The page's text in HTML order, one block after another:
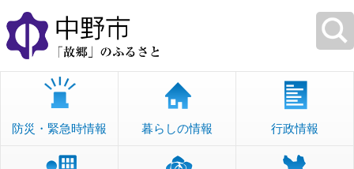
本
文
へ
移
防災・緊急時情報 暮らしの情報 行政情報